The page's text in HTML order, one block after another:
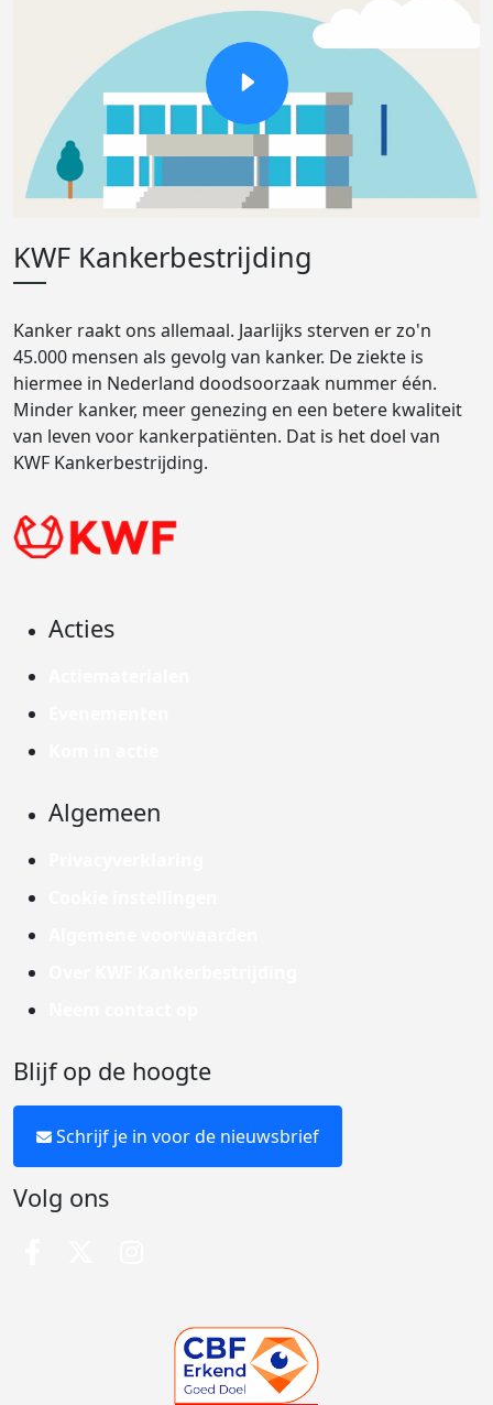
KWF Kankerbestrijding
Kanker raakt ons allemaal. Jaarlijks sterven er zo'n
45.000 mensen als gevolg van kanker. De ziekte is
hiermee in Nederland doodsoorzaak nummer één.
Minder kanker, meer genezing en een betere kwaliteit
van leven voor kankerpatiënten. Dat is het doel van
KWF Kankerbestrijding.
Acties
Algemeen
Blijf op de hoogte
Schrijf je in voor de nieuwsbrief
Volg ons